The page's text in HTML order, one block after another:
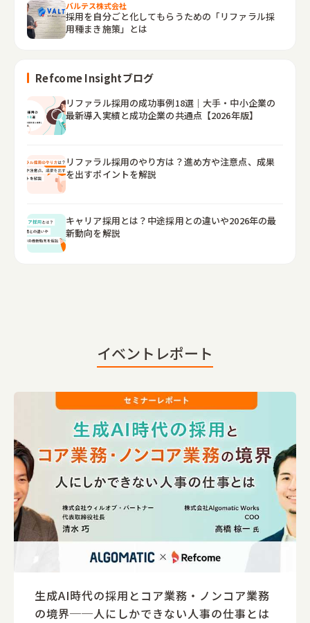
バルテス株式会社
採用を自分ごと化してもらうための「リファラル採
用種まき施策」とは
Refcome Insightブログ
リファラル採用の成功事例18選｜大手・中小企業の
最新導入実績と成功企業の共通点【2026年版】
リファラル採用のやり方は？進め方や注意点、成果
を出すポイントを解説
キャリア採用とは？中途採用との違いや2026年の最
新動向を解説
イベントレポート
生成AI時代の採用とコア業務・ノンコア業務
の境界──人にしかできない人事の仕事とは